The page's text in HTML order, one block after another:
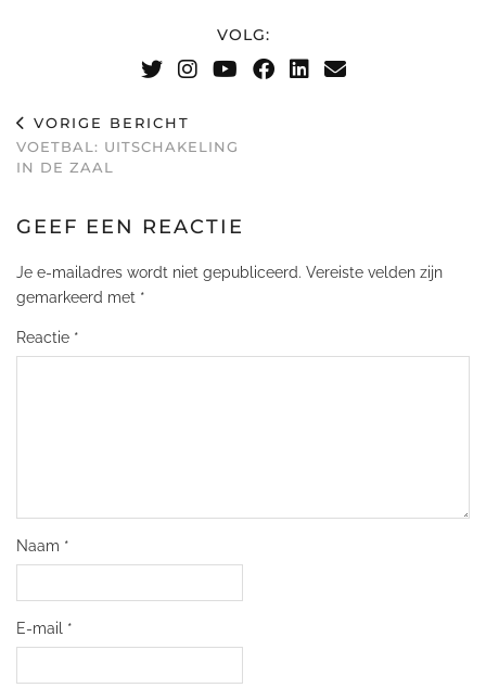
VOLG:
VORIGE BERICHT
VOETBAL: UITSCHAKELING
IN DE ZAAL
GEEF EEN REACTIE
Je e-mailadres wordt niet gepubliceerd. Vereiste velden zijn
gemarkeerd met *
Reactie *
Naam *
E-mail *